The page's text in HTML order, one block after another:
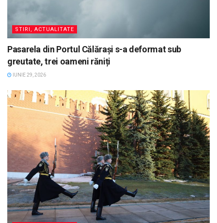
STIRI, ACTUALITATE
Pasarela din Portul Călărași s-a deformat sub
greutate, trei oameni răniți
IUNIE 29, 2026